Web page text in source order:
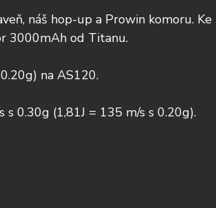
náš hop-up a Prowin komoru. Ke
3000mAh od Titanu.
na AS120.
0.30g (1,81J = 135 m/s s 0.20g).